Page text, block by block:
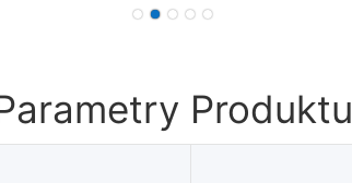
Produktu